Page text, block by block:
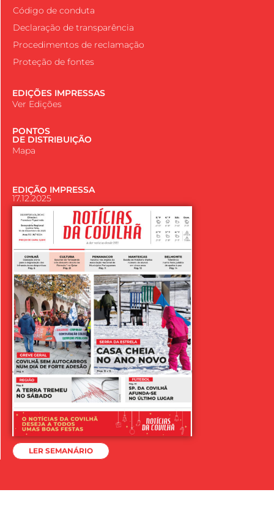
Código de conduta
Declaração de transparência
Procedimentos de reclamação
Proteção de fontes
EDIÇÕES IMPRESSAS
Ver Edições
PONTOS
DE DISTRIBUIÇÃO
Mapa
EDIÇÃO IMPRESSA
17.12.2025
LER SEMANÁRIO